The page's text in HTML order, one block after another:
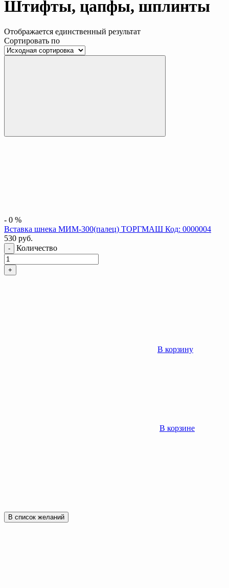
Штифты, цапфы, шплинты
Отображается единственный результат
Сортировать по
- 0 %
Вставка шнека МИМ-300(палец) ТОРГМАШ Код: 0000004
530 руб.
- Количество
+
В корзину
В корзине
В список желаний